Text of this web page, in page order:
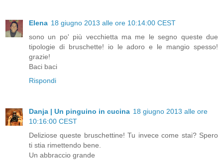
Elena 18 giugno 2013 alle ore 10:14:00 CEST
sono un po' più vecchietta ma me le segno queste due
tipologie di bruschette! io le adoro e le mangio spesso!
grazie!
Baci baci
Rispondi
Danja | Un pinguino in cucina 18 giugno 2013 alle ore
10:16:00 CEST
Deliziose queste bruschettine! Tu invece come stai? Spero
ti stia rimettendo bene.
Un abbraccio grande